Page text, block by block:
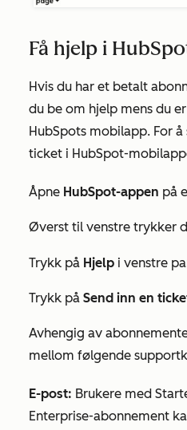
Få hjelp i
Hvis du har et betalt
du be om hjelp mens du
HubSpots mobilapp. For
ticket i HubSpot-
Åpne HubSpot-appen på
Øverst til venstre trykker
Trykk på Hjelp i venstre
Trykk på Send inn en
Avhengig av
mellom følgende
E-post: Brukere med
Enterprise-abonnement